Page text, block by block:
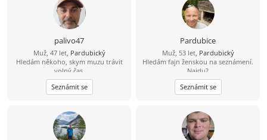
palivo47
Muž, 47 let, Pardubický
Hledám někoho, skym muzu trávit
,volný čas..
Seznámit se
Pardubice
Muž, 53 let, Pardubický
Hledám fajn ženskou na seznámení.
Najdu?
Seznámit se